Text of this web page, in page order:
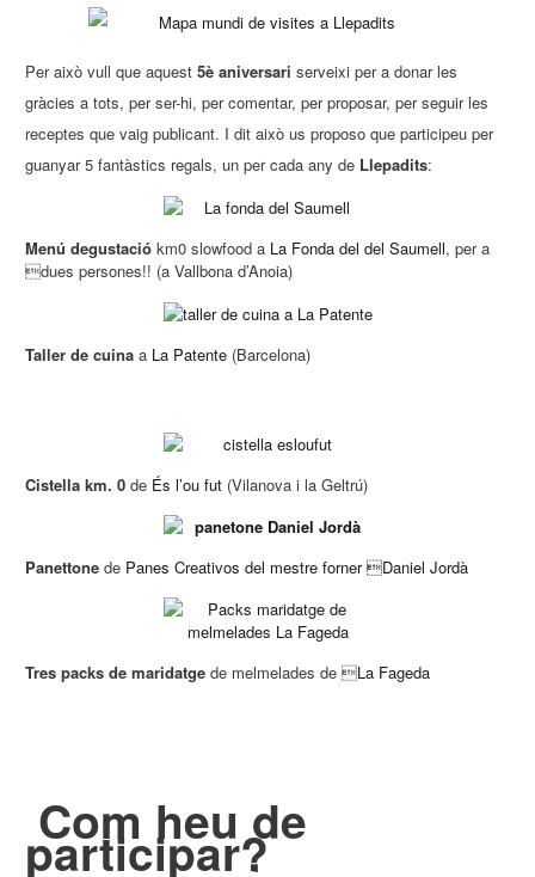
Per això vull que aquest5è aniversari serveixi per a donar les
gràcies a tots, per ser-hi, per comentar, per proposar, per seguir les
receptes que vaig publicant. I dit això us proposo que participeu per
guanyar 5 fantàstics regals, un per cada any de Llepadits:
Menú degustació km0 slowfood a La Fonda del del Saumell, per a
dues persones!! (a Vallbona d’Anoia)
Taller de cuina a La Patente (Barcelona)
Cistella km. 0 de És l’ou fut (Vilanova i la Geltrú)
Panettone de Panes Creativos del mestre forner Daniel Jordà
Tres packs de maridatge de melmelades de La Fageda
Com heu de
participar?